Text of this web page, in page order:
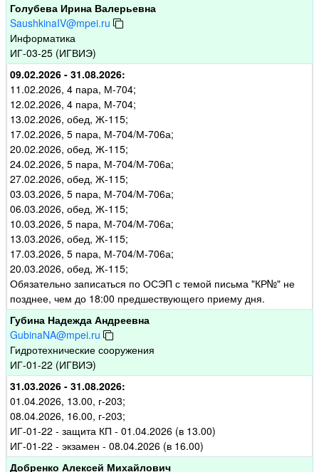
Голубева Ирина Валерьевна
SaushkinaIV@mpei.ru
Информатика
ИГ-03-25 (ИГВИЭ)
09.02.2026 - 31.08.2026:
11.02.2026, 4 пара, М-704;
12.02.2026, 4 пара, М-704;
13.02.2026, обед, Ж-115;
17.02.2026, 5 пара, М-704/М-706а;
20.02.2026, обед, Ж-115;
24.02.2026, 5 пара, М-704/М-706а;
27.02.2026, обед, Ж-115;
03.03.2026, 5 пара, М-704/М-706а;
06.03.2026, обед, Ж-115;
10.03.2026, 5 пара, М-704/М-706а;
13.03.2026, обед, Ж-115;
17.03.2026, 5 пара, М-704/М-706а;
20.03.2026, обед, Ж-115;
Обязательно записаться по ОСЭП с темой письма "КР№" не
позднее, чем до 18:00 предшествующего приему дня.
Губина Надежда Андреевна
GubinaNA@mpei.ru
Гидротехнические сооружения
ИГ-01-22 (ИГВИЭ)
31.03.2026 - 31.08.2026:
01.04.2026, 13.00, г-203;
08.04.2026, 16.00, г-203;
ИГ-01-22 - защита КП - 01.04.2026 (в 13.00)
ИГ-01-22 - экзамен - 08.04.2026 (в 16.00)
Добренко Алексей Михайлович